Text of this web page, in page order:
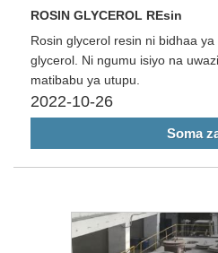
ROSIN GLYCEROL REsin
Rosin glycerol resin ni bidhaa
glycerol. Ni ngumu isiyo na
matibabu ya utupu.
2022-10-26
Soma